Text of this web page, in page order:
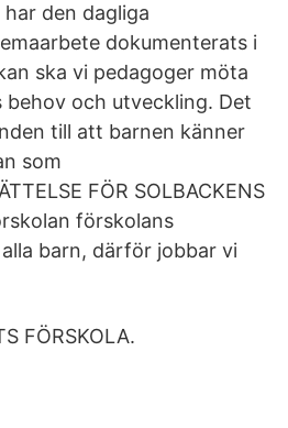
den dagliga
dokumenterats i
ska vi pedagoger möta
behov och utveckling. Det
till att barnen känner
som
FÖR SOLBACKENS
förskolans
barn, därför jobbar vi
FÖRSKOLA.